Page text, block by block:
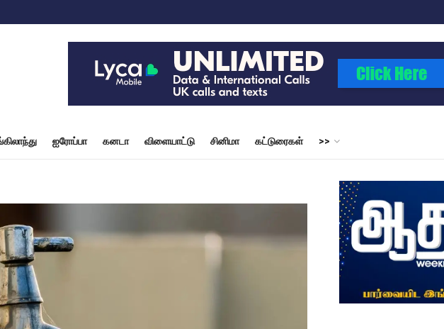
ஐரோப்பா கனடா விளையாட்டு சினிமா கட்டுரைகள் >>